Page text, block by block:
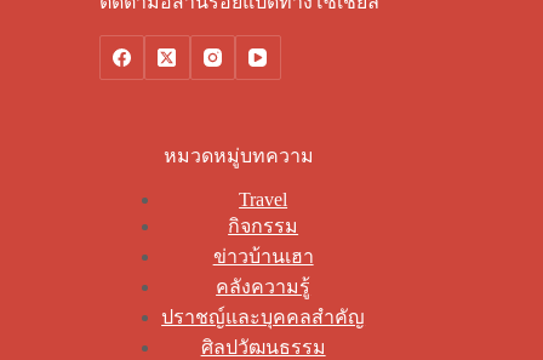
หมวดหมู่บทความ
Travel
กิจกรรม
ข่าวบ้านเฮา
คลังความรู้
ปราชญ์และบุคคลสำคัญ
ศิลปวัฒนธรรม